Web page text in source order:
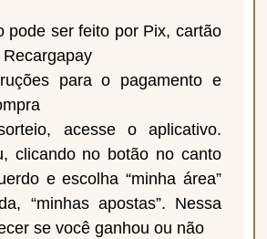
pode ser feito por Pix, cartão
para o pagamento e
acesse o aplicativo.
clicando no botão no canto
e escolha “minha área”
“minhas apostas”. Nessa
se você ganhou ou não